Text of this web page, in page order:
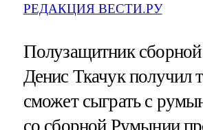
РЕДАКЦИЯ ВЕСТИ.РУ
Полузащитник
Денис Ткачук получил
сможет сыграть с
со сборной Румынии